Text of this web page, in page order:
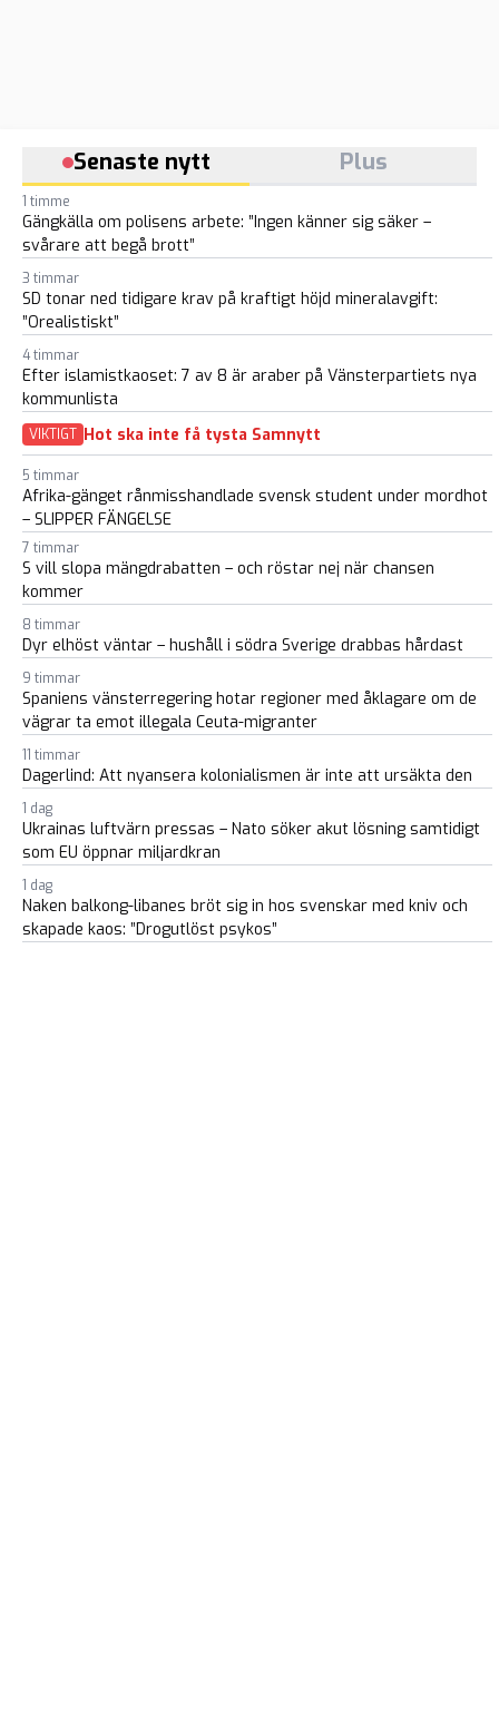
Senaste nytt Plus
1 timme
Gängkälla om polisens arbete: ”Ingen känner sig säker –
svårare att begå brott”
3 timmar
SD tonar ned tidigare krav på kraftigt höjd mineralavgift:
”Orealistiskt”
4 timmar
Efter islamistkaoset: 7 av 8 är araber på Vänsterpartiets nya
kommunlista
VIKTIGT Hot ska inte få tysta Samnytt
5 timmar
Afrika-gänget rånmisshandlade svensk student under mordhot
– SLIPPER FÄNGELSE
7 timmar
S vill slopa mängdrabatten – och röstar nej när chansen
kommer
8 timmar
Dyr elhöst väntar – hushåll i södra Sverige drabbas hårdast
9 timmar
Spaniens vänsterregering hotar regioner med åklagare om de
vägrar ta emot illegala Ceuta-migranter
11 timmar
Dagerlind: Att nyansera kolonialismen är inte att ursäkta den
1 dag
Ukrainas luftvärn pressas – Nato söker akut lösning samtidigt
som EU öppnar miljardkran
1 dag
Naken balkong-libanes bröt sig in hos svenskar med kniv och
skapade kaos: ”Drogutlöst psykos”